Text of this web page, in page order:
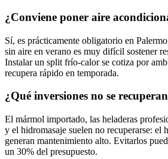
¿Conviene poner aire
Sí, es prácticamente obligatorio en
sin aire en verano es muy difícil sostener
Instalar un split frío-calor se cotiza por
recupera rápido en temporada.
¿Qué inversiones no se
El mármol importado, las heladeras
y el hidromasaje suelen no recuperarse: el
generan mantenimiento alto. Evitarlos
un 30% del presupuesto.